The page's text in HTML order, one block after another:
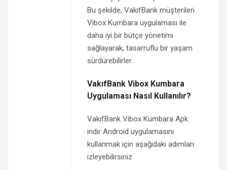
Bu şekilde, VakıfBank müşterileri
Vibox Kumbara uygulaması ile
daha iyi bir bütçe yönetimi
sağlayarak, tasarruflu bir yaşam
sürdürebilirler.
VakıfBank Vibox Kumbara
Uygulaması Nasıl Kullanılır?
VakıfBank Vibox Kumbara Apk
indir Android uygulamasını
kullanmak için aşağıdaki adımları
izleyebilirsiniz: